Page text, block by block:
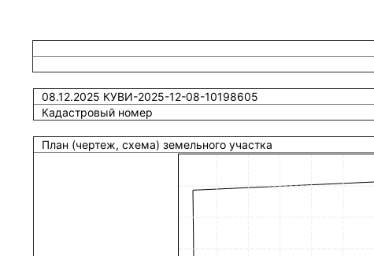
08.12.2025 КУВИ-2025-12-08-10198605
Кадастровый номер
План (чертеж, схема) земельного участка